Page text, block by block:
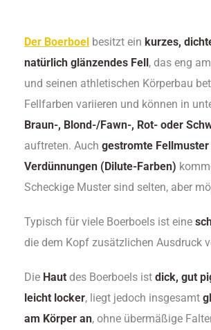
Der Boerboel besitzt ein kurzes,
natürlich glänzendes Fell , das eng
und seinen athletischen Körperbau
Fellfarben variieren und können in
Braun-, Blond-/Fawn-, Rot- oder
auftreten. Auch gestromte Fellmuster
Verdünnungen (Dilute-Farben)
Scheckige Muster sind selten, aber
Typisch für viele Boerboels ist eine
die dem Kopf zusätzlichen Ausdruck
Die Haut des Boerboels ist dick, gut
leicht locker, liegt jedoch insgesamt
am Körper an, ohne übermäßige